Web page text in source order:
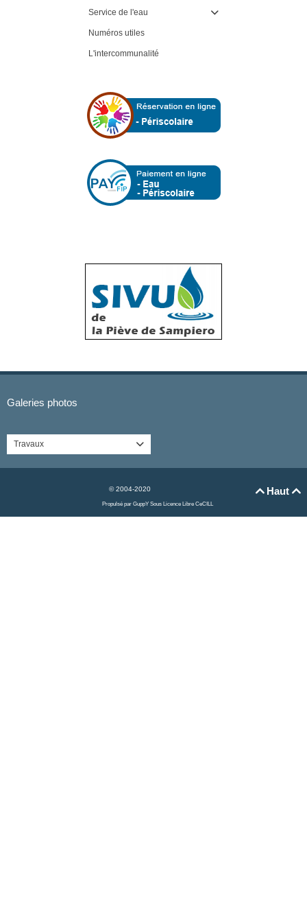
Service de l'eau 
Numéros utiles
L'intercommunalité
Galeries photos
Travaux 
Haut 
© 2004-2020
Propulsé par GuppY Sous Licence Libre CeCILL